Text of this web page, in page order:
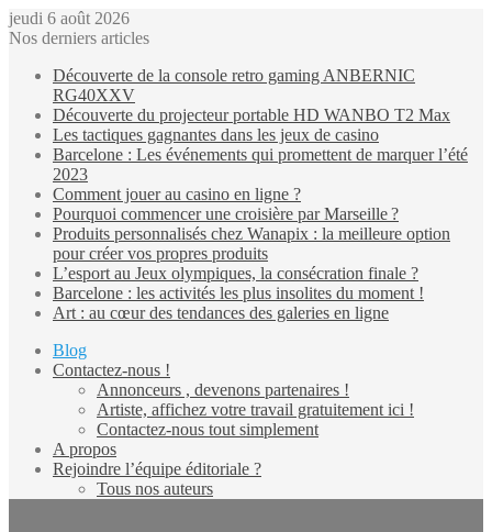
jeudi 6 août 2026
Nos derniers articles
Découverte de la console retro gaming ANBERNIC
RG40XXV
Découverte du projecteur portable HD WANBO T2 Max
Les tactiques gagnantes dans les jeux de casino
Barcelone : Les événements qui promettent de marquer l’été
2023
Comment jouer au casino en ligne ?
Pourquoi commencer une croisière par Marseille ?
Produits personnalisés chez Wanapix : la meilleure option
pour créer vos propres produits
L’esport au Jeux olympiques, la consécration finale ?
Barcelone : les activités les plus insolites du moment !
Art : au cœur des tendances des galeries en ligne
Blog
Contactez-nous !
Annonceurs , devenons partenaires !
Artiste, affichez votre travail gratuitement ici !
Contactez-nous tout simplement
A propos
Rejoindre l’équipe éditoriale ?
Tous nos auteurs